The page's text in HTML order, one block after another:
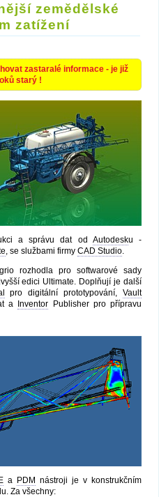
zemědělské
zatížení
zastaralé informace - je již
starý !
a správu dat od Autodesku -
, se službami firmy CAD Studio.
rozhodla pro softwarové sady
edici Ultimate. Doplňují je další
pro digitální prototypování,Vault
a
Inventor Publisher pro přípravu
a PDM nástroji je v konstrukčním
Za všechny: